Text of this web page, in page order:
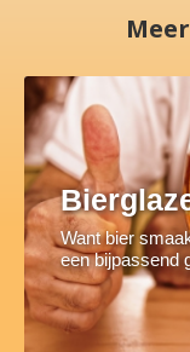
Want bier
een bijpassend